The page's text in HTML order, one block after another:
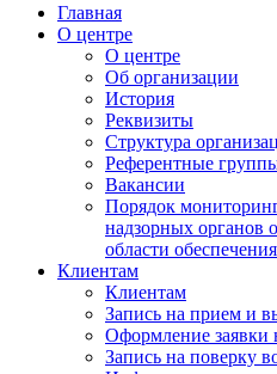
Главная
О центре
О центре
Об организации
История
Реквизиты
Структура
Референтные
Вакансии
Порядок
надзорных органов
области
Клиентам
Клиентам
Запись на прием и
Оформление заявки
Запись на поверку